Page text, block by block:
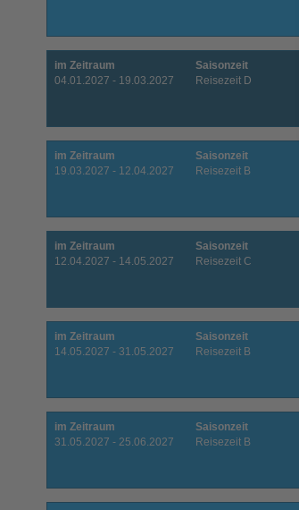
im Zeitraum
04.01.2027 - 19.03.2027
Saisonzeit
Reisezeit D
im Zeitraum
19.03.2027 - 12.04.2027
Saisonzeit
Reisezeit B
im Zeitraum
12.04.2027 - 14.05.2027
Saisonzeit
Reisezeit C
im Zeitraum
14.05.2027 - 31.05.2027
Saisonzeit
Reisezeit B
im Zeitraum
31.05.2027 - 25.06.2027
Saisonzeit
Reisezeit B